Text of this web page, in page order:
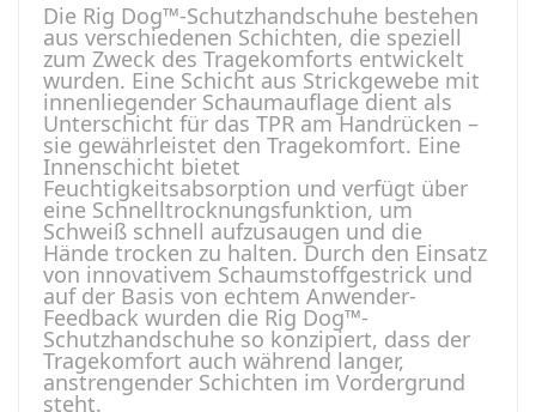
Die Rig Dog™-Schutzhandschuhe bestehen
aus verschiedenen Schichten, die speziell
zum Zweck des Tragekomforts entwickelt
wurden. Eine Schicht aus Strickgewebe mit
innenliegender Schaumauflage dient als
Unterschicht für das TPR am Handrücken –
sie gewährleistet den Tragekomfort. Eine
Innenschicht bietet
Feuchtigkeitsabsorption und verfügt über
eine Schnelltrocknungsfunktion, um
Schweiß schnell aufzusaugen und die
Hände trocken zu halten. Durch den Einsatz
von innovativem Schaumstoffgestrick und
auf der Basis von echtem Anwender-
Feedback wurden die Rig Dog™-
Schutzhandschuhe so konzipiert, dass der
Tragekomfort auch während langer,
anstrengender Schichten im Vordergrund
steht.